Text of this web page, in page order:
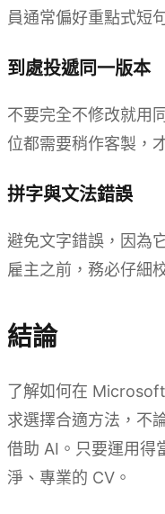
員通常偏好重點式短
到處投遞同一版本
不要完全不修改就用
位都需要稍作客製，
拼字與文法錯誤
避免文字錯誤，因為
雇主之前，務必仔細
結論
了解如何在
求選擇合適方法，不
借助 AI。只要運用得
淨、專業的 CV。